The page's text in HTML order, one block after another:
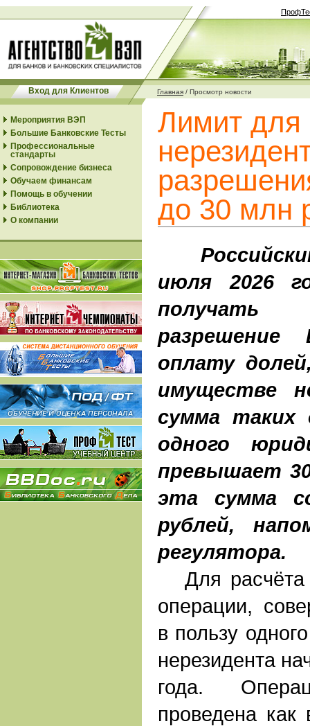
Вход для Клиентов Главная / Просмотр новости
Мероприятия ВЭП
Большие Банковские Тесты
Профессиональные
стандарты
Сопровождение бизнеса
Обучаем финансам
Помощь в обучении
Библиотека
О компании
Лимит для
до 30 млн
июля 2026
получать
разрешение
оплату
имуществе
сумма таких
одного
превышает
эта сумма
рублей,
регулятора.
Для расчёта
операции,
в пользу
нерезидента
года.
проведена как